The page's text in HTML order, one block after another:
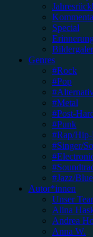
Special
Genres
#Rock
#Pop
#Metal
#Post-
#Punk
#Rap/
#Singer/
#Jazz/
Autor*innen
Unser
Alina
Andrea
Anna W.